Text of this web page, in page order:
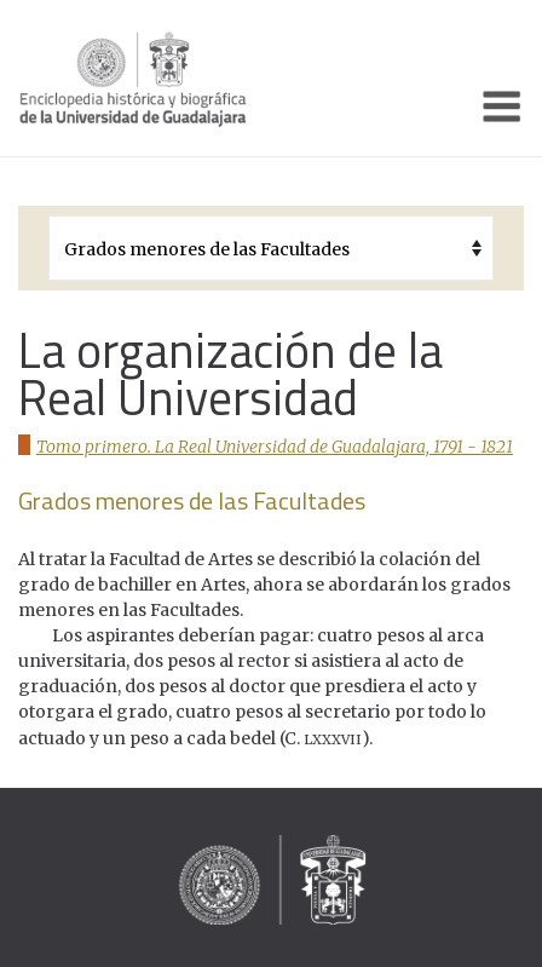
Períodos Históricos
Biografías
Galería
Documentos institucionales
La organización de la
Real Universidad
Tomo primero. La Real Universidad de Guadalajara, 1791 - 1821
Grados menores de las Facultades
Al tratar la Facultad de Artes se describió la colación del
grado de bachiller en Artes, ahora se abordarán los grados
menores en las Facultades.
Los aspirantes deberían pagar: cuatro pesos al arca
universitaria, dos pesos al rector si asistiera al acto de
graduación, dos pesos al doctor que presdiera el acto y
otorgara el grado, cuatro pesos al secretario por todo lo
actuado y un peso a cada bedel (C. lxxxvii).